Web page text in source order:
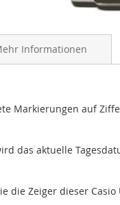
Markierungen auf
das aktuelle
die Zeiger dieser
Informationen